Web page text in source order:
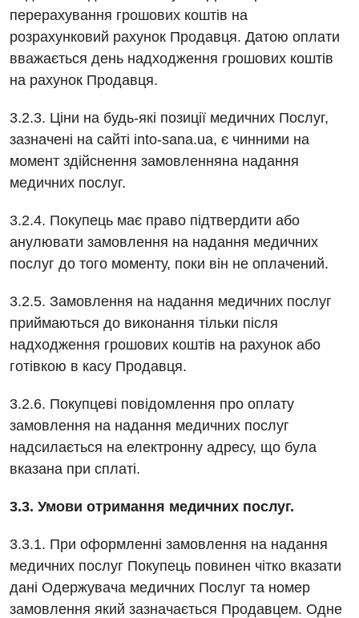
Дитяча ендокринологія
Дитяча кардіоревматологія
Дитяча неврологія
Дитяча ортопедія і травматологія
Дитяча оториноларингологія
Дитяча офтальмологія
Дитяча урологія
Дитяча хірургія
перерахування грошових коштів на
розрахунковий рахунок Продавця. Датою оплати
вважається день надходження грошових коштів
на рахунок Продавця.
3.2.3. Ціни на будь-які позиції медичних Послуг,
зазначені на сайті into-sana.ua, є чинними на
момент здійснення замовленняна надання
медичних послуг.
3.2.4. Покупець має право підтвердити або
анулювати замовлення на надання медичних
послуг до того моменту, поки він не оплачений.
3.2.5. Замовлення на надання медичних послуг
приймаються до виконання тільки після
надходження грошових коштів на рахунок або
готівкою в касу Продавця.
3.2.6. Покупцеві повідомлення про оплату
замовлення на надання медичних послуг
надсилається на електронну адресу, що була
вказана при сплаті.
3.3. Умови отримання медичних послуг.
3.3.1. При оформленні замовлення на надання
медичних послуг Покупець повинен чітко вказати
дані Одержувача медичних Послуг та номер
замовлення який зазначається Продавцем. Одне